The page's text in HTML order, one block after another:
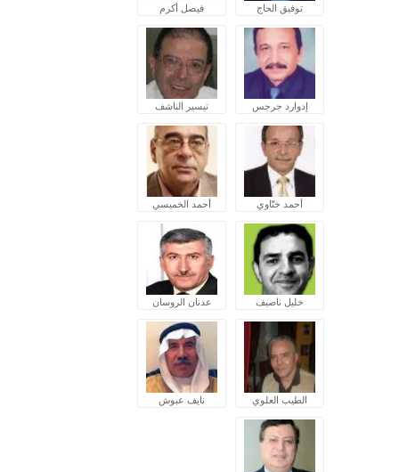
توفيق الحاج فيصل أكرم
إدوارد جرجس تيسير الناشف
أحمد ختّاوي أحمد الخميسي
خليل ناصيف عدنان الروسان
الطيب العلوي نايف عبوش